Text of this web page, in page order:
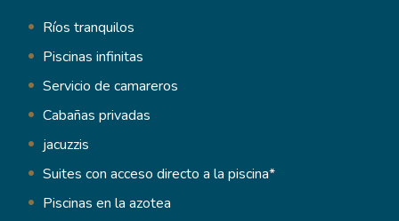
Ríos tranquilos
Piscinas infinitas
Servicio de camareros
Cabañas privadas
jacuzzis
Suites con acceso directo a la piscina*
Piscinas en la azotea